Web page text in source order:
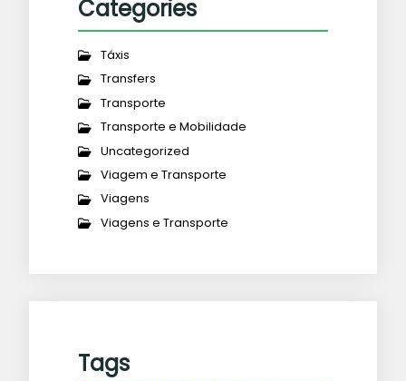
Categories
Táxis
Transfers
Transporte
Transporte e Mobilidade
Uncategorized
Viagem e Transporte
Viagens
Viagens e Transporte
Tags